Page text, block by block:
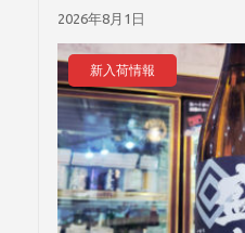
2026年8月1日
新入荷情報